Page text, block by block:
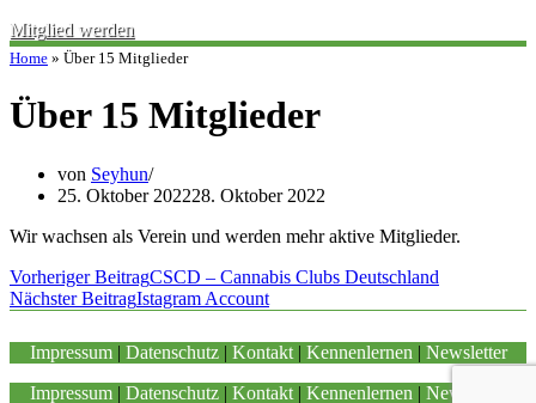
Mitglied werden
Home » Über 15 Mitglieder
Über 15 Mitglieder
von Seyhun
25. Oktober 202228. Oktober 2022
Wir wachsen als Verein und werden mehr aktive Mitglieder.
Vorheriger BeitragCSCD – Cannabis Clubs Deutschland
Nächster BeitragIstagram Account
Impressum| Datenschutz| Kontakt| Kennenlernen | Newsletter
Impressum| Datenschutz| Kontakt| Kennenlernen | Newsletter